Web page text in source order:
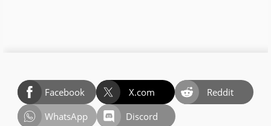
Facebook X.com
Reddit
WhatsApp
Discord